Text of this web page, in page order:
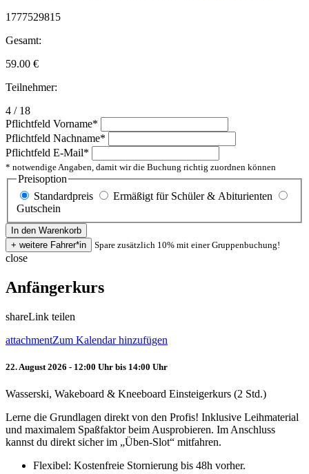
1777529815
Gesamt:
59.00 €
Teilnehmer:
4 / 18
Pflichtfeld Vorname*
Pflichtfeld Nachname*
Pflichtfeld E-Mail*
* notwendige Angaben, damit wir die Buchung richtig zuordnen können
Preisoption
Standardpreis
Ermäßigt für Schüler & Abiturienten
Gutschein
Spare zusätzlich 10% mit einer Gruppenbuchung!
close
Anfängerkurs
shareLink teilen
attachmentZum Kalendar hinzufügen
22. August 2026 - 12:00 Uhr bis 14:00 Uhr
Wasserski, Wakeboard & Kneeboard Einsteigerkurs (2 Std.)
Lerne die Grundlagen direkt von den Profis! Inklusive Leihmaterial
und maximalem Spaßfaktor beim Ausprobieren. Im Anschluss
kannst du direkt sicher im „Üben-Slot“ mitfahren.
Flexibel: Kostenfreie Stornierung bis 48h vorher.